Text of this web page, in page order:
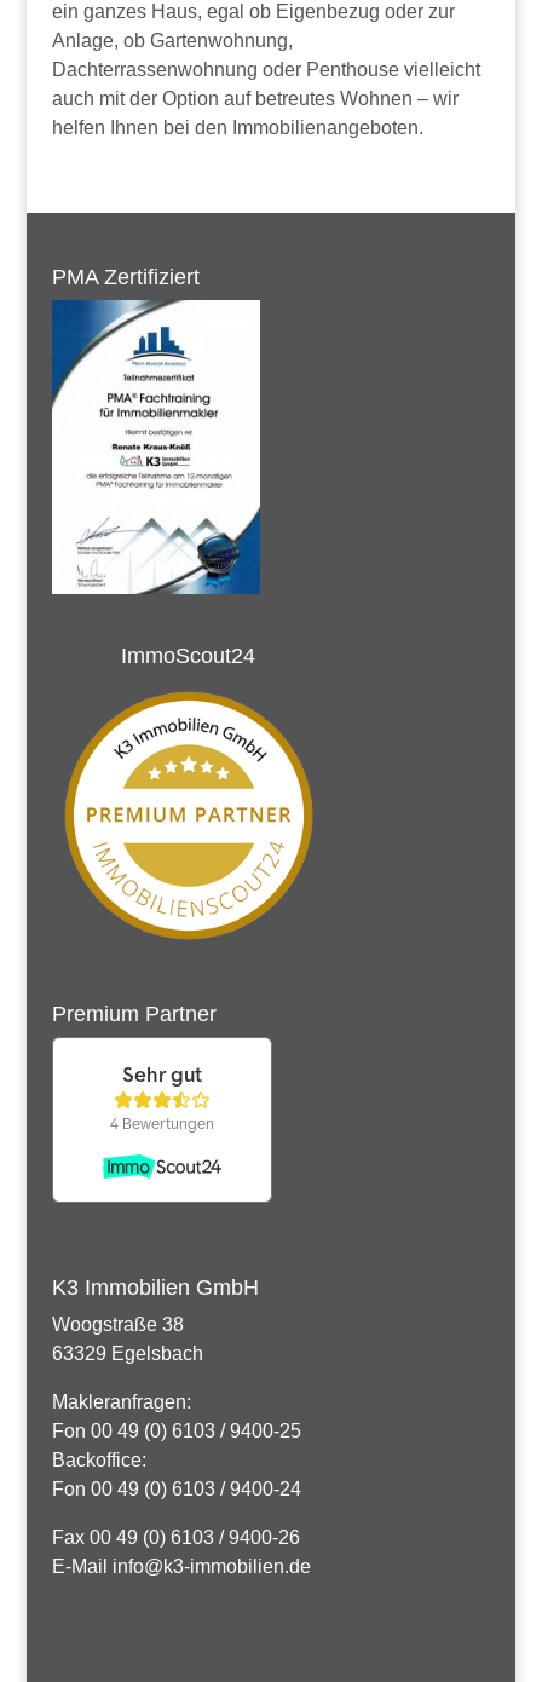
ein ganzes Haus, egal ob Eigenbezug oder zur
Anlage, ob Gartenwohnung,
Dachterrassenwohnung oder Penthouse vielleicht
auch mit der Option auf betreutes Wohnen – wir
helfen Ihnen bei den Immobilienangeboten.
PMA Zertifiziert
ImmoScout24
Premium Partner
K3 Immobilien GmbH
Woogstraße 38
63329 Egelsbach
Makleranfragen:
Fon 00 49 (0) 6103 / 9400-25
Backoffice:
Fon 00 49 (0) 6103 / 9400-24
Fax 00 49 (0) 6103 / 9400-26
E-Mail info@k3-immobilien.de